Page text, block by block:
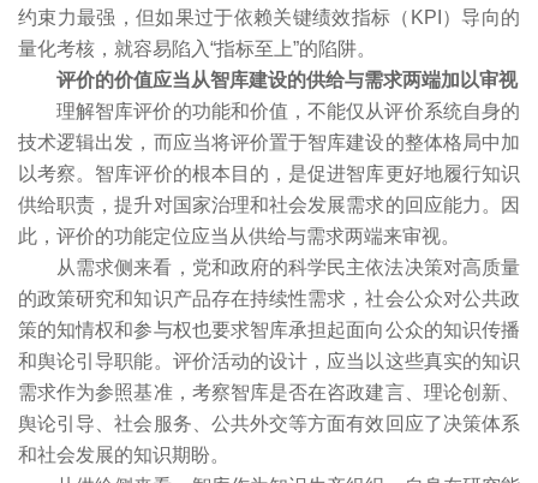
约束力最强，但如果过于依赖关键绩效指标（KPI）导向的
量化考核，就容易陷入“指标至上”的陷阱。
评价的价值应当从智库建设的供给与需求两端加以审视
理解智库评价的功能和价值，不能仅从评价系统自身的
技术逻辑出发，而应当将评价置于智库建设的整体格局中加
以考察。智库评价的根本目的，是促进智库更好地履行知识
供给职责，提升对国家治理和社会发展需求的回应能力。因
此，评价的功能定位应当从供给与需求两端来审视。
从需求侧来看，党和政府的科学民主依法决策对高质量
的政策研究和知识产品存在持续性需求，社会公众对公共政
策的知情权和参与权也要求智库承担起面向公众的知识传播
和舆论引导职能。评价活动的设计，应当以这些真实的知识
需求作为参照基准，考察智库是否在咨政建言、理论创新、
舆论引导、社会服务、公共外交等方面有效回应了决策体系
和社会发展的知识期盼。